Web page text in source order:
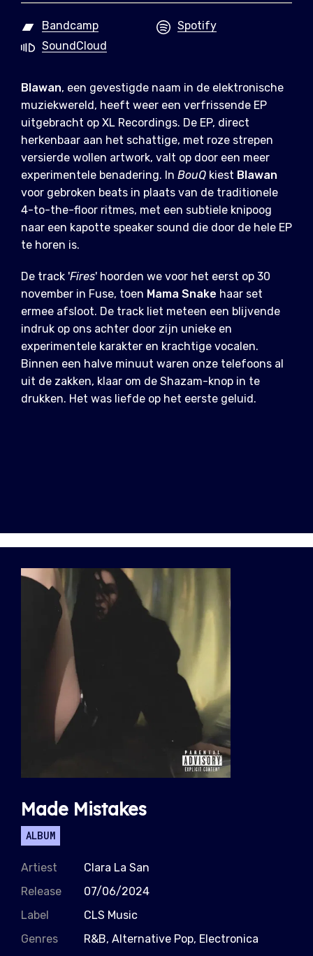
Bandcamp
Spotify
SoundCloud
Blawan, een gevestigde naam in de elektronische
muziekwereld, heeft weer een verfrissende EP
uitgebracht op XL Recordings. De EP, direct
herkenbaar aan het schattige, met roze strepen
versierde wollen artwork, valt op door een meer
experimentele benadering. In BouQ kiest Blawan
voor gebroken beats in plaats van de traditionele
4-to-the-floor ritmes, met een subtiele knipoog
naar een kapotte speaker sound die door de hele EP
te horen is.
De track 'Fires' hoorden we voor het eerst op 30
november in Fuse, toen Mama Snake haar set
ermee afsloot. De track liet meteen een blijvende
indruk op ons achter door zijn unieke en
experimentele karakter en krachtige vocalen.
Binnen een halve minuut waren onze telefoons al
uit de zakken, klaar om de Shazam-knop in te
drukken. Het was liefde op het eerste geluid.
Made Mistakes
ALBUM
Artiest
Clara La San
Release
07/06/2024
Label
CLS Music
Genres
R&B, Alternative Pop, Electronica